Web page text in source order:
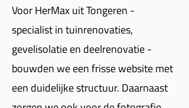
Voor HerMax uit Tongeren -
specialist in tuinrenovaties,
gevelisolatie en deelrenovatie -
bouwden we een frisse website met
een duidelijke structuur. Daarnaast